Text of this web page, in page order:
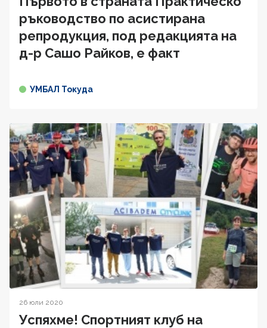
ръководство по асистирана
репродукция, под редакцията на
д-р Сашо Райков, е факт
УМБАЛ Токуда
26 юли 2020
Успяхме! Спортният клуб на